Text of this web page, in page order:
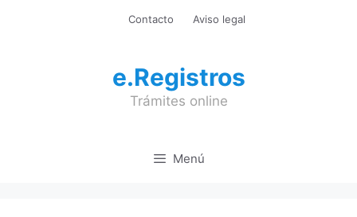
Contacto Aviso legal
e.Registros
Trámites online
Menú